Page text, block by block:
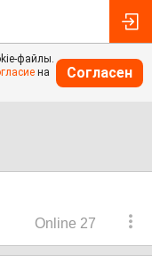
файлы.
на
Согласен
Online 27